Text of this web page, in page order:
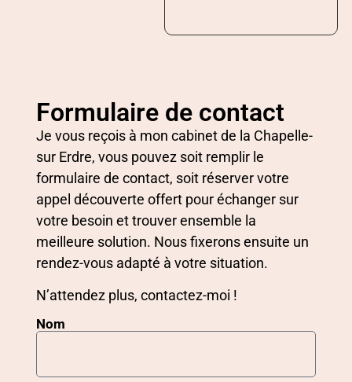
Formulaire de contact
Je vous reçois à mon cabinet de la Chapelle-
sur Erdre, vous pouvez soit remplir le
formulaire de contact, soit réserver votre
appel découverte offert pour échanger sur
votre besoin et trouver ensemble la
meilleure solution. Nous fixerons ensuite un
rendez-vous adapté à votre situation.
N’attendez plus, contactez-moi !
Nom